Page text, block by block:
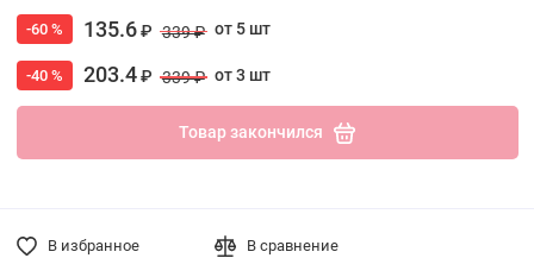
-60 % 135.6₽ 339 ₽ от 5 шт
-40 % 203.4₽ 339 ₽ от 3 шт
Товар закончился
В избранное В сравнение